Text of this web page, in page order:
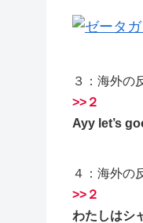
３：海外の
>>２
Ayy let’s
４：海外の
>>２
わたしはシ